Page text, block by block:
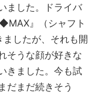
ました。ドライバ
』（シャフト
したが、それも開
そうな顔が好きな
きました。今も試
だまだ続きそう